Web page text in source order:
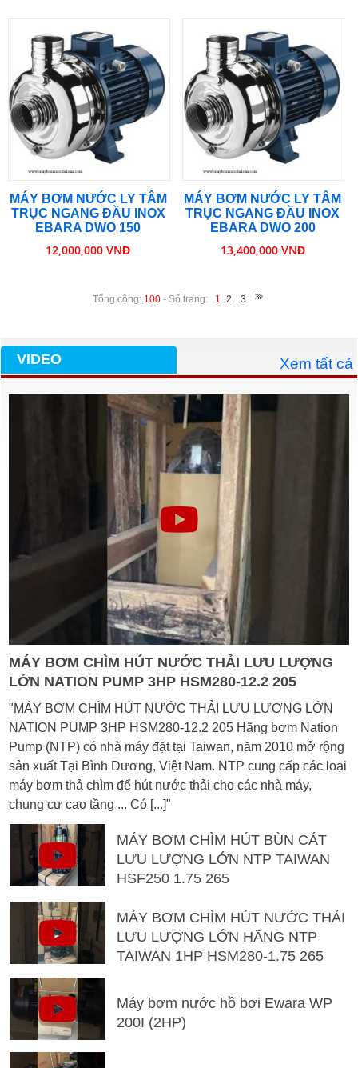
MÁY BƠM NƯỚC LY TÂM
TRỤC NGANG ĐẦU INOX
EBARA DWO 150
12,000,000 VNĐ
MÁY BƠM NƯỚC LY TÂM
TRỤC NGANG ĐẦU INOX
EBARA DWO 200
13,400,000 VNĐ
Tổng cộng: 100- Số trang: 1 2 3
VIDEO Xem tất cả
MÁY BƠM CHÌM HÚT NƯỚC THẢI LƯU LƯỢNG
LỚN NATION PUMP 3HP HSM280-12.2 205
"MÁY BƠM CHÌM HÚT NƯỚC THẢI LƯU LƯỢNG LỚN
NATION PUMP 3HP HSM280-12.2 205 Hãng bơm Nation
Pump (NTP) có nhà máy đặt tại Taiwan, năm 2010 mở rộng
sản xuất Tại Bình Dương, Việt Nam. NTP cung cấp các loại
máy bơm thả chìm để hút nước thải cho các nhà máy,
chung cư cao tầng ... Có [...]"
MÁY BƠM CHÌM HÚT BÙN CÁT
LƯU LƯỢNG LỚN NTP TAIWAN
HSF250 1.75 265
MÁY BƠM CHÌM HÚT NƯỚC THẢI
LƯU LƯỢNG LỚN HÃNG NTP
TAIWAN 1HP HSM280-1.75 265
Máy bơm nước hồ bơi Ewara WP
200I (2HP)